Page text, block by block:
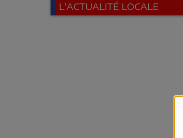
L'ACTUALITÉ LOCALE